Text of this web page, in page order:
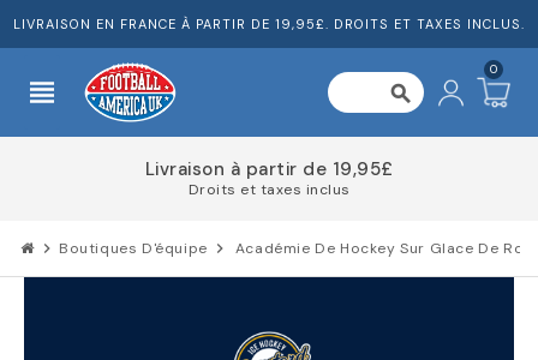
LIVRAISON EN FRANCE À PARTIR DE 19,95£. DROITS ET TAXES INCLUS.
view_headline search
0
Répartissez le coût de votre commande
chevron_right Boutiques D'équipe chevron_right Académie De Hockey Sur Glace De